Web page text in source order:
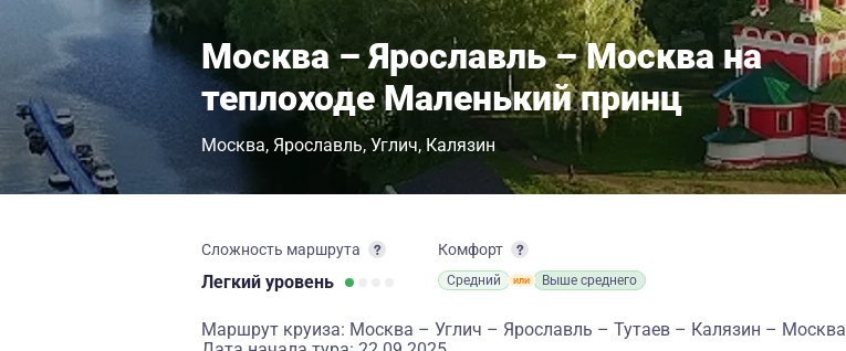
Москва – Ярославль – Москва на
теплоходе Маленький принц
Москва Ярославль Углич Калязин
Сложность маршрута
Легкий уровень
Комфорт
Средний Выше среднего
Маршрут круиза: Москва – Углич – Ярославль – Тутаев – Калязин – Москва